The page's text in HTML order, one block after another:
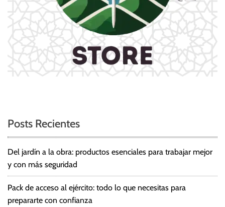
Posts Recientes
Del jardín a la obra: productos esenciales para trabajar mejor
y con más seguridad
Pack de acceso al ejército: todo lo que necesitas para
prepararte con confianza